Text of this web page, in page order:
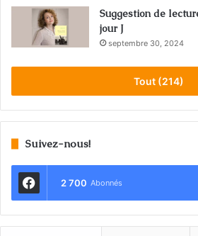
Suggestion de
jour J
septembre 30, 2024
Tout (214)
Suivez-nous!
2 700 Abonnés